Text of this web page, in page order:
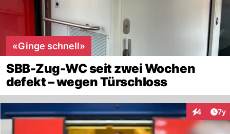
«Ginge schnell»
SBB-Zug-WC seit zwei Wochen
defekt – wegen Türschloss
4 7y